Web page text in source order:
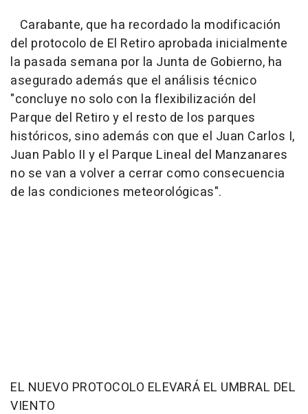
Carabante, que ha recordado la modificación
del protocolo de El Retiro aprobada inicialmente
la pasada semana por la Junta de Gobierno, ha
asegurado además que el análisis técnico
"concluye no solo con la flexibilización del
Parque del Retiro y el resto de los parques
históricos, sino además con que el Juan Carlos I,
Juan Pablo II y el Parque Lineal del Manzanares
no se van a volver a cerrar como consecuencia
de las condiciones meteorológicas".
EL NUEVO PROTOCOLO ELEVARÁ EL UMBRAL DEL
VIENTO